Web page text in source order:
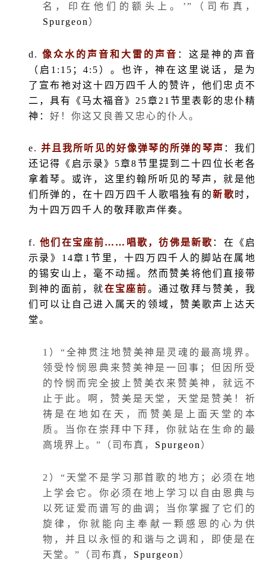
名，印在他们的额头上。’”（司布真，
Spurgeon ）
d. 像众水的声音和大雷的声音 ：这是神的声音
（启 1:15 ； 4:5 ）。也许，神在这里说话，是为
了宣布祂对这十四万四千人的赞许，他们忠贞不
二，具有《马太福音》 25章21 节里表彰的忠仆精
神： 好！你这又良善又忠心的仆人。
e. 并且我所听见的好像弹琴的所弹的琴声 ：我们
还记得《启示录》 5章8 节里提到二十四位长老各
拿着琴。或许，这里约翰所听见的琴声，就是他
们所弹的，在十四万四千人歌唱独有的新歌 时，
为十四万四千人的敬拜歌声伴奏。
f. 他们在宝座前……唱歌，彷佛是新歌 ：在《启
示录》 14章 1 节里，十四万四千人的脚站在属地
的锡安山上，毫不动摇。然而赞美将他们直接带
到神的面前，就在宝座前。通过敬拜与赞美，我
们可以让自己进入属天的领域，赞美歌声上达天
堂。
1 ）“全神贯注地赞美神是灵魂的最高境界。
领受怜悯恩典来赞美神是一回事；但因所受
的怜悯而完全披上赞美衣来赞美神，就远不
止于此。啊，赞美是天堂，天堂是赞美！祈
祷是在地如在天，而赞美是上面天堂的本
质。当你在崇拜中下拜，你就站在生命的最
高境界上。”（司布真， Spurgeon ）
2 ）“天堂不是学习那首歌的地方；必须在地
上学会它。你必须在地上学习以自由恩典与
以死证爱而谱写的曲调；当你掌握了它们的
旋律，你就能向主奉献一颗感恩的心为供
物，并且以永恒的和谐与之调和，即使是在
天堂。”（司布真， Spurgeon ）